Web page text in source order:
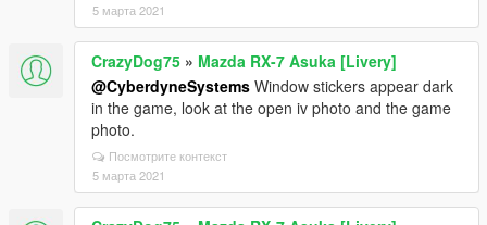
5 марта 2021
CrazyDog75 » Mazda RX-7 Asuka [Livery]
@CyberdyneSystems Window stickers appear dark
in the game, look at the open iv photo and the game
photo.
Посмотрите контекст
5 марта 2021